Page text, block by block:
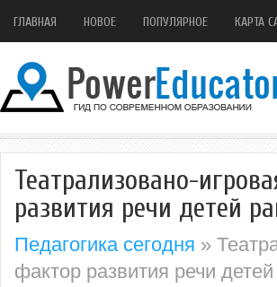
ГЛАВНАЯ НОВОЕ ПОПУЛЯРНОЕ КАРТА
Театрализовано-
развития речи детей
Педагогика сегодня »
фактор развития речи